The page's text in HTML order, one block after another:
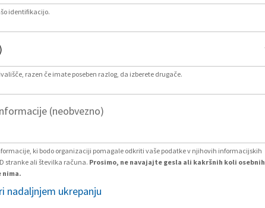
identifikacijo.
razen če imate poseben razlog, da izberete drugače.
(neobvezno)
ki bodo organizaciji pomagale odkriti vaše podatke v njihovih informacijskih
stranke ali številka računa. Prosimo, ne navajajte gesla ali kakršnih koli osebnih
nima.
nadaljnjem ukrepanju